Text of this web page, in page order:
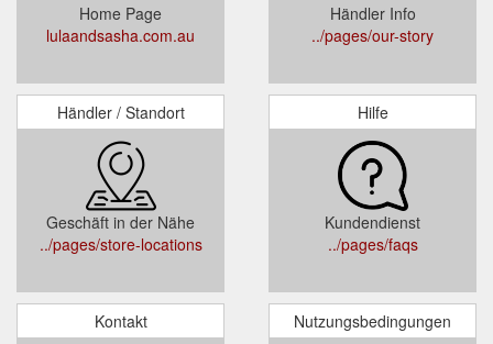
Home Page
lulaandsasha.com.au
Händler Info
../pages/our-story
Händler / Standort
Geschäft in der Nähe
../pages/store-locations
Hilfe
Kundendienst
../pages/faqs
Kontakt Nutzungsbedingungen